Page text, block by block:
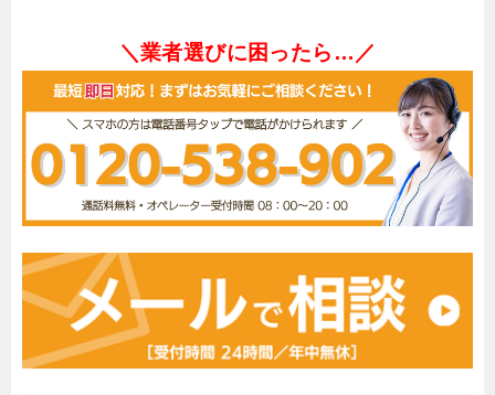
＼業者選びに困ったら…／